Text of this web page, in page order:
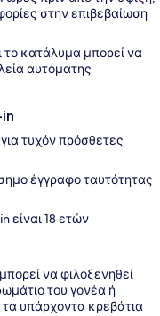
στην επιβεβαίωση
το κατάλυμα μπορεί να
αυτόματης
τυχόν πρόσθετες
έγγραφο ταυτότητας
είναι 18 ετών
να φιλοξενηθεί
του γονέα ή
υπάρχοντα κρεβάτια